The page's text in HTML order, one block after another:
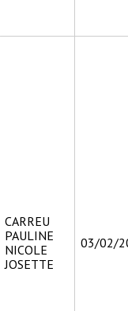
CARREU
PAULINE
NICOLE
JOSETTE
03/02/